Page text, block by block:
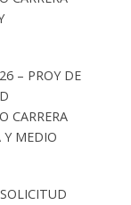
– PROY DE
CARRERA
Y MEDIO